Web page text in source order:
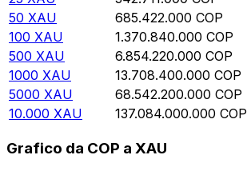
50 XAU 685.422.000 COP
100 XAU 1.370.840.000 COP
500 XAU 6.854.220.000 COP
1000 XAU 13.708.400.000 COP
5000 XAU 68.542.200.000 COP
10.000 XAU 137.084.000.000 COP
Grafico da COP a XAU